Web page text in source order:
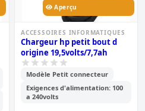
Aperçu
ACCESSOIRES INFORMATIQUES
Chargeur hp petit bout d
origine 19,5volts/7,7ah
Modèle Petit connecteur
Exigences d'alimentation: 100
a 240volts